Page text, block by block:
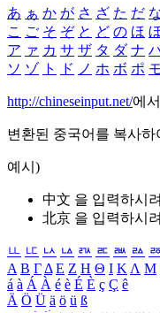
あ ぁ か が さ ざ た だ
こ ご そ ぞ と ど の ほ
ア ァ カ サ ザ タ ダ ナ
ソ ゾ ト ド ノ ホ ボ ポ
http://chineseinput.net/에
변환된 중국어를 복사
예시)
中文 을 입력하시
北京 을 입력하시
ㅥ ㅦ ㅧ ㅨ ㅩ ㅪ ㅫ ㅬ ㅭ
Α Β ΓΔ Ε Ζ Η Θ Ι ΚΛ Μ
á à Á À é è É È ç Ç ê
Ä Ö Ü ä ö ü ß